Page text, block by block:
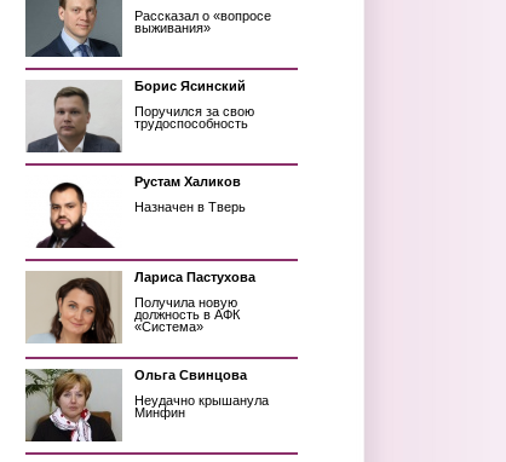
Рассказал о «вопросе
выживания»
Борис Ясинский
Поручился за свою
трудоспособность
Рустам Халиков
Назначен в Тверь
Лариса Пастухова
Получила новую
должность в АФК
«Система»
Ольга Свинцова
Неудачно крышанула
Минфин